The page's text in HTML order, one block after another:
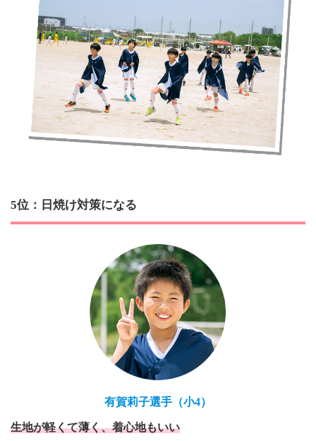
5位：日焼け対策になる
有賀莉子選手（小4）
生地が軽くて薄く、着心地もいい